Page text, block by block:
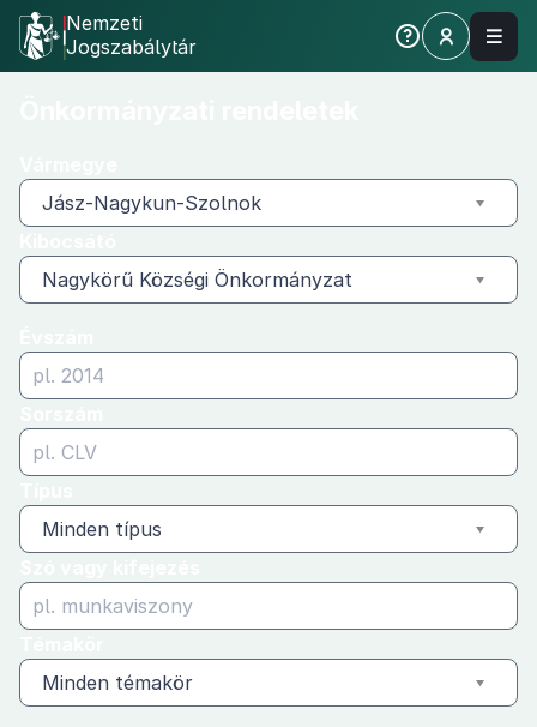
Nemzeti
Jogszabálytár
Jász-Nagykun-Szolnok
Nagykörű Községi Önkormányzat
Minden típus
Minden témakör